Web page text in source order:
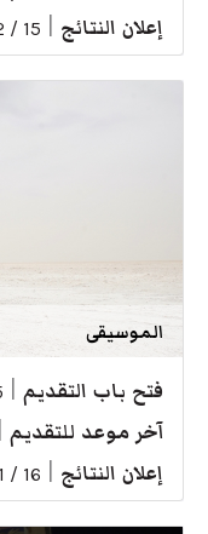
إعلان النتائج 15 / 12 / 2026
الموسيقى
فتح باب التقديم
آخر موعد للتقديم
إعلان النتائج 16 / 11 / 2026